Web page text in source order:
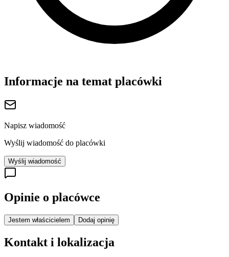
Informacje na temat placówki
Napisz wiadomość
Wyślij wiadomość do placówki
Wyślij wiadomość
Opinie o placówce
Jestem właścicielem Dodaj opinię
Kontakt i lokalizacja